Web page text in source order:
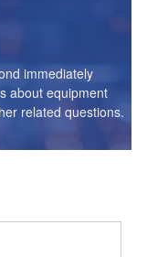
immediately
about equipment
related questions.